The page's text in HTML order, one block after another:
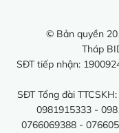
© Bản quyền
Tháp
SĐT tiếp nhận:
SĐT Tổng đài
0981915333 -
0766069388 -